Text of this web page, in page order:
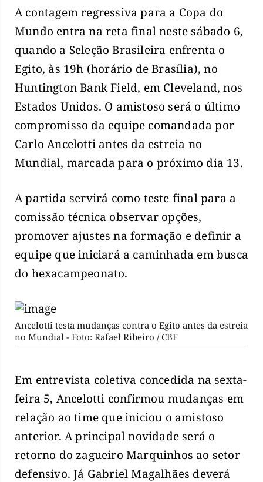
A contagem regressiva para a Copa do
Mundo entra na reta final neste sábado 6,
quando a Seleção Brasileira enfrenta o
Egito, às 19h (horário de Brasília), no
Huntington Bank Field, em Cleveland, nos
Estados Unidos. O amistoso será o último
compromisso da equipe comandada por
Carlo Ancelotti antes da estreia no
Mundial, marcada para o próximo dia 13.
A partida servirá como teste final para a
comissão técnica observar opções,
promover ajustes na formação e definir a
equipe que iniciará a caminhada em busca
do hexacampeonato.
Ancelotti testa mudanças contra o Egito antes da estreia
no Mundial - Foto: Rafael Ribeiro / CBF
Em entrevista coletiva concedida na sexta-
feira 5, Ancelotti confirmou mudanças em
relação ao time que iniciou o amistoso
anterior. A principal novidade será o
retorno do zagueiro Marquinhos ao setor
defensivo. Já Gabriel Magalhães deverá